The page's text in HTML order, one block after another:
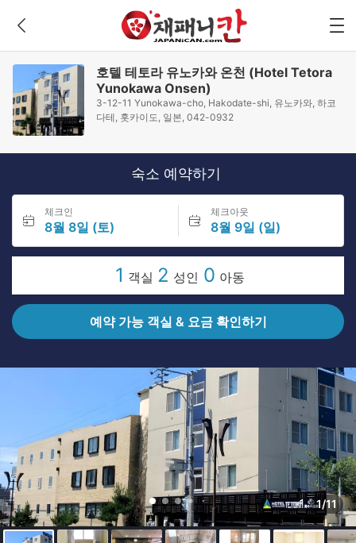
호텔 테토라 유노카와 온천 (Hotel Tetora
Yunokawa Onsen)
3-12-11 Yunokawa-cho, Hakodate-shi, 유노카와, 하코
다테, 홋카이도, 일본, 042-0932
숙소 예약하기
체크인
8월 8일 (토)
체크아웃
8월 9일 (일)
1 객실 2 성인 0 아동
예약 가능 객실 & 요금 확인하기
1/11